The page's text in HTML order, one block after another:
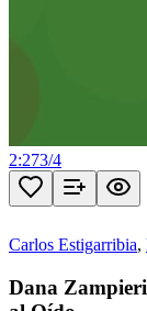
2:273/4
Carlos Estigarribia,
Dana